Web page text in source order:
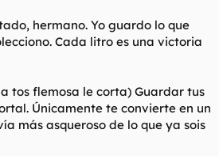
hermano. Yo guardo lo que
Cada litro es una victoria
tos flemosa le corta) Guardar tus
Únicamente te convierte en un
más asqueroso de lo que ya sois